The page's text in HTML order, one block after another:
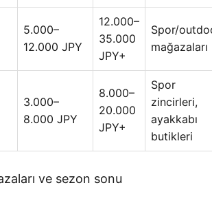
5.000–
12.000 JPY
12.000–
35.000
JPY+
Spor/
mağazaları
3.000–
8.000 JPY
8.000–
20.000
JPY+
Spor
zincirleri,
ayakkabı
butikleri
ve sezon sonu